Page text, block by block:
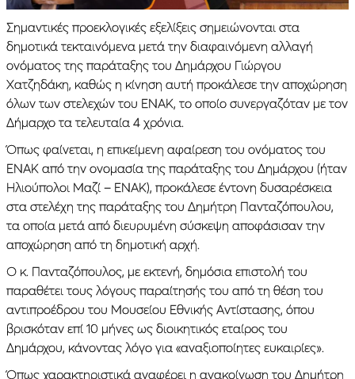
Σημαντικές προεκλογικές εξελίξεις σημειώνονται στα
δημοτικά τεκταινόμενα μετά την διαφαινόμενη αλλαγή
ονόματος της παράταξης του Δημάρχου Γιώργου
Χατζηδάκη, καθώς η κίνηση αυτή προκάλεσε την αποχώρηση
όλων των στελεχών του ΕΝΑΚ, το οποίο συνεργαζόταν με τον
Δήμαρχο τα τελευταία 4 χρόνια.
Όπως φαίνεται, η επικείμενη αφαίρεση του ονόματος του
ΕΝΑΚ από την ονομασία της παράταξης του Δημάρχου (ήταν
Ηλιούπολοι Μαζί – ΕΝΑΚ), προκάλεσε έντονη δυσαρέσκεια
στα στελέχη της παράταξης του Δημήτρη Πανταζόπουλου,
τα οποία μετά από διευρυμένη σύσκεψη αποφάσισαν την
αποχώρηση από τη δημοτική αρχή.
O κ. Πανταζόπουλος, με εκτενή, δημόσια επιστολή του
παραθέτει τους λόγους παραίτησής του από τη θέση του
αντιπροέδρου του Μουσείου Εθνικής Αντίστασης, όπου
βρισκόταν επί 10 μήνες ως διοικητικός εταίρος του
Δημάρχου, κάνοντας λόγο για «αναξιοποίητες ευκαιρίες».
Όπως χαρακτηριστικά αναφέρει η ανακοίνωση του Δημήτρη